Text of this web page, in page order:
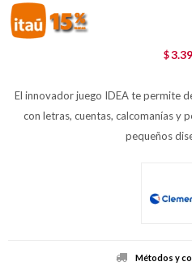
$
El innovador juego IDEA te permite
con letras, cuentas, calcomanías y
pequeños
Métodos y